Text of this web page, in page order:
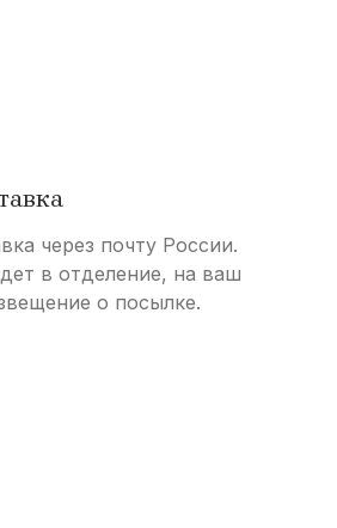
через почту России.
в отделение, на ваш
о посылке.